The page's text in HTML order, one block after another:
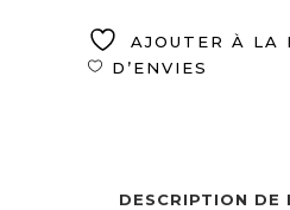
AJOUTER À LA
D’ENVIES
DESCRIPTION DE